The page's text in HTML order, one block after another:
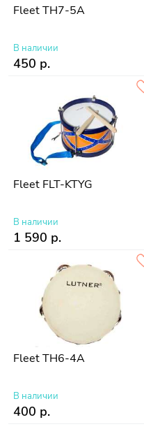
Fleet TH7-5A
В наличии
450 р.
Fleet FLT-KTYG
В наличии
1 590 р.
Fleet TH6-4A
В наличии
400 р.